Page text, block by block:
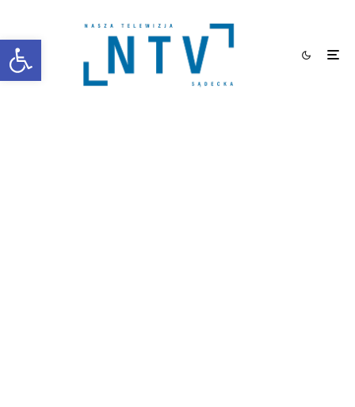
Otwórz pasek narzędzi